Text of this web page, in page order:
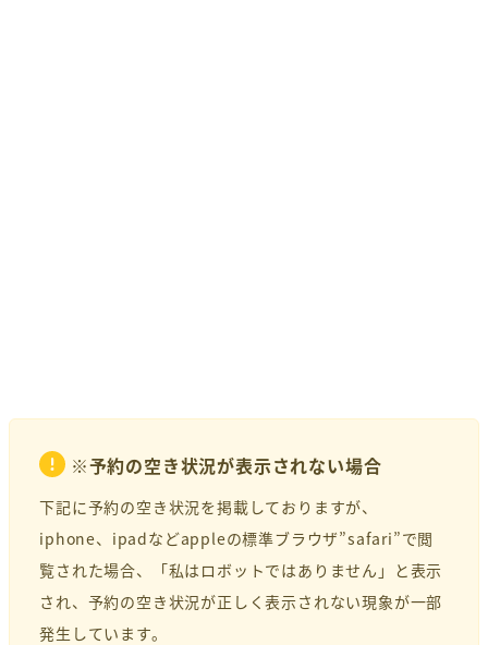
※予約の空き状況が表示されない場合
下記に予約の空き状況を掲載しておりますが、
iphone、ipadなどappleの標準ブラウザ”safari”で閲
覧された場合、「私はロボットではありません」と表示
され、予約の空き状況が正しく表示されない現象が一部
発生しています。